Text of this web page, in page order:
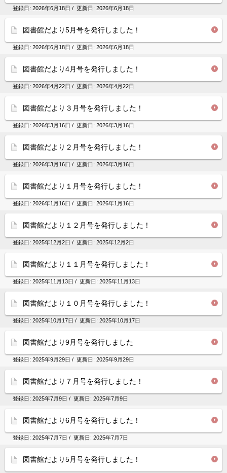
登録日: 2026年6月18日 / 更新日: 2026年6月18日
図書館だより5月号を発行しました！
登録日: 2026年6月18日 / 更新日: 2026年6月18日
図書館だより4月号を発行しました！
登録日: 2026年4月22日 / 更新日: 2026年4月22日
図書館だより３月号を発行しました！
登録日: 2026年3月16日 / 更新日: 2026年3月16日
図書館だより２月号を発行しました！
登録日: 2026年3月16日 / 更新日: 2026年3月16日
図書館だより１月号を発行しました！
登録日: 2026年1月16日 / 更新日: 2026年1月16日
図書館だより１２月号を発行しました！
登録日: 2025年12月2日 / 更新日: 2025年12月2日
図書館だより１１月号を発行しました！
登録日: 2025年11月13日 / 更新日: 2025年11月13日
図書館だより１０月号を発行しました！
登録日: 2025年10月17日 / 更新日: 2025年10月17日
図書館だより9月号を発行しました
登録日: 2025年9月29日 / 更新日: 2025年9月29日
図書館だより７月号を発行しました！
登録日: 2025年7月9日 / 更新日: 2025年7月9日
図書館だより6月号を発行しました！
登録日: 2025年7月7日 / 更新日: 2025年7月7日
図書館だより5月号を発行しました！